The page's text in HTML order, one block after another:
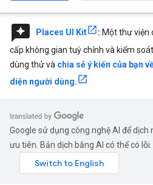
reviews Places UI Kit : Một thư viện
cấp không gian tuỳ chỉnh và kiểm
dùng thử và chia sẻ ý kiến của bạn
diện người dùng.
Google sử dụng công nghệ AI để
ưu tiên. Bản dịch bằng AI có thể có lỗi.